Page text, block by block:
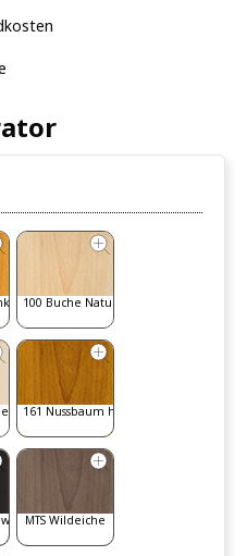
100 Buche Natur
161 Nussbaum hell
MTS Wildeiche